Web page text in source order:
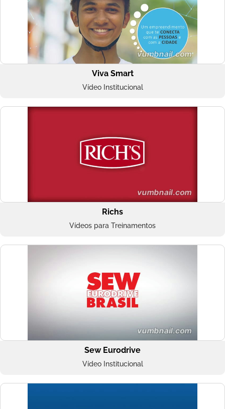
Viva Smart
Vídeo Institucional
Richs
Vídeos para Treinamentos
Sew Eurodrive
Vídeo Institucional